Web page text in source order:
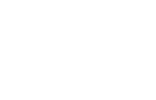
เล่ย์โฆษณาเก่าโบราณ มีราคาแบบ